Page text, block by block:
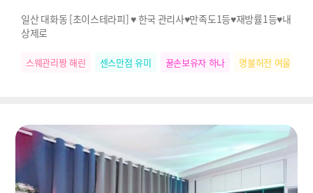
일산 대화동 [초이스테라피] ♥ 한국 관리사♥만족도1등♥재방률1등♥내
상제로
스웨관리짱 해린 센스만점 유미 꿀손보유자 하나 명불허전 여울